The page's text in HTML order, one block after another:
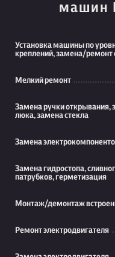
машин
Установка машины по
креплений, замена/ремонт
Мелкий ремонт
Замена ручки открывания,
люка, замена стекла
Замена
Замена гидростопа,
патрубков, герметизация
Монтаж/демонтаж
Ремонт электродвигателя